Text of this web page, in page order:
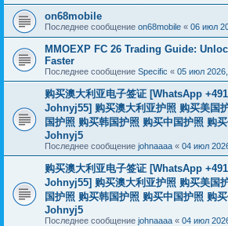
on68mobile
Последнее сообщение on68mobile « 06 июл
MMOEXP FC 26 Trading Guide:
Faster
Последнее сообщение Specific « 05 июл
购买澳大利亚电子签证 [WhatsApp
Johnyj55] 购买澳大利亚护照 购买美国
国护照 购买韩国护照 购买中国护照 购
Johnyj5
Последнее сообщение johnaaaa « 04 июл
购买澳大利亚电子签证 [WhatsApp
Johnyj55] 购买澳大利亚护照 购买美国
国护照 购买韩国护照 购买中国护照 购
Johnyj5
Последнее сообщение johnaaaa « 04 июл